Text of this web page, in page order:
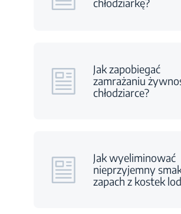
Jak zapobiegać
zamrażaniu
chłodziarce?
Jak wyeliminować
nieprzyjemny
zapach z kostek